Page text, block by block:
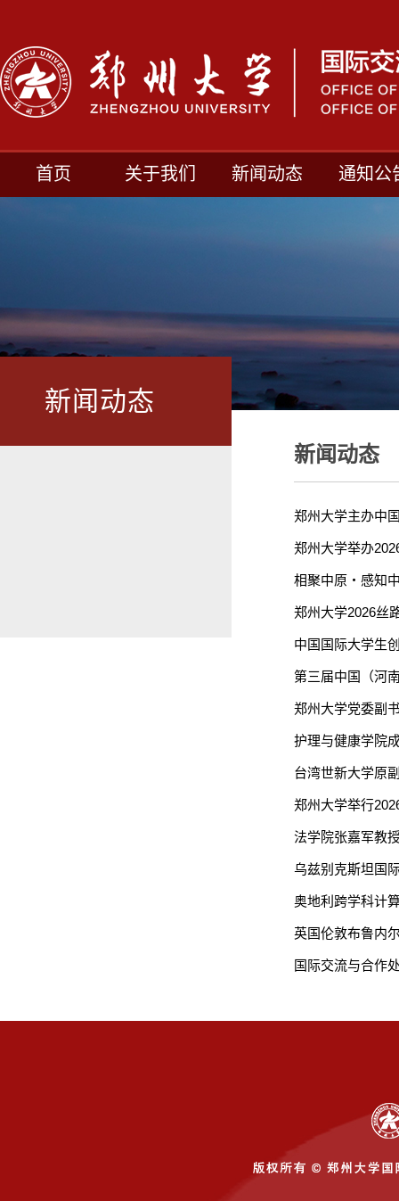
首页 关于我们 新闻动态 通知公
新闻动态
新闻动态
郑州大学主办中
郑州大学举办
相聚中原・感知
郑州大学2026丝
中国国际大学生
第三届中国（河
郑州大学党委副
护理与健康学院
台湾世新大学原
郑州大学举行
法学院张嘉军教
乌兹别克斯坦国
奥地利跨学科计
英国伦敦布鲁内
国际交流与合作